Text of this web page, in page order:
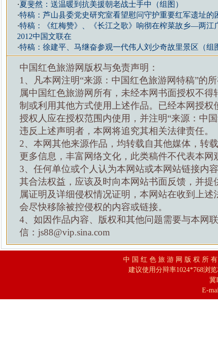
·夏斐然：送温暖到抗美援朝老战士手中（组图）
·特稿：芦山县委党史研究室看望慰问守护重要红军遗址的
·特稿：《红梅赞》、《长江之歌》响彻在榨菜故乡—两江
2012中国文联在
·特稿：徐建平、马继奋参观一代伟人刘少奇故里景区（组
中国红色旅游网版权与免责声明：
1、凡本网注明“来源：中国红色旅游网特稿”的
属中国红色旅游网所有，未经本网书面授权不得
制或利用其他方式使用上述作品。已经本网授权
授权人应在授权范围内使用，并注明“来源：中
违反上述声明者，本网将追究其相关法律责任。
2、本网其他来源作品，均转载自其他媒体，转
更多信息，丰富网络文化，此类稿件不代表本网
3、任何单位或个人认为本网站或本网站链接内
其合法权益，应该及时向本网站书面反馈，并提
属证明及详细侵权情况证明，本网站在收到上述
会尽快移除被控侵权的内容或链接。
4、如因作品内容、版权和其他问题需要与本网
信：js88@vip.sina.com
中 国 红 色 旅 游 网 版 权 所
建议使用分辩率1024*768浏
冀
E-